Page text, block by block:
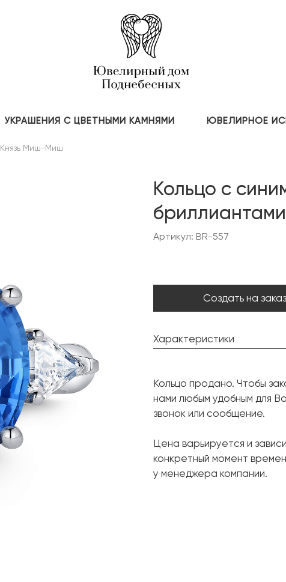
УКРАШЕНИЯ С ЦВЕТНЫМИ КАМНЯМИ ЮВЕЛИРНОЕ
Князь Миш-Миш
Кольцо с
бриллиантами
Артикул: BR-557
Создать на заказ
Характеристики
Форма огранки:
Бриллиант:
Бриллиант:
Форма огранки:
Кольцо продано. Чтобы
нами любым удобным для
звонок или сообщение.
Цена варьируется и
конкретный момент
у менеджера компании.